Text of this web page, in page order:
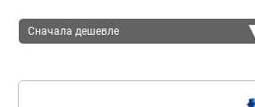
Сначала дешевле